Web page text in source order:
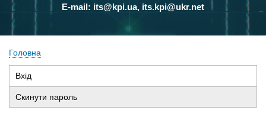
E-mail: its@kpi.ua, its.kpi@ukr.net
Рядок
навіґації
Головна
Основні
вкладки
Вхід
Скинути пароль